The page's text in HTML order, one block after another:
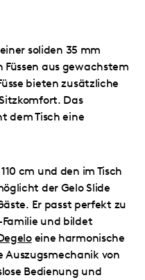
soliden 35 mm
aus gewachstem
bieten zusätzliche
Das
dem Tisch eine
cm und den im Tisch
der Gelo Slide
Er passt perfekt zu
und bildet
eine harmonische
von
Bedienung und